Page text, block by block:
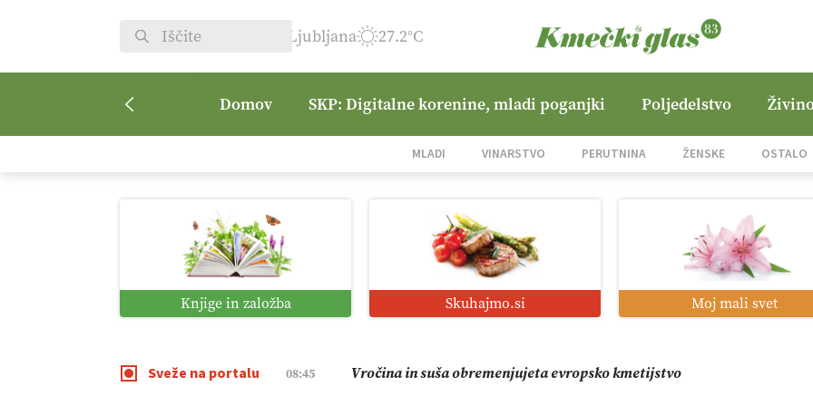
Ljubljana 27.2°C
Domov SKP: Digitalne korenine, mladi poganjki Poljedelstvo
MLADI VINARSTVO PERUTNINA ŽENSKE OSTALO
Knjige in založba Skuhajmo.si Moj mali svet
Sveže na portalu
07:00 Kmetijski roboti: bo o njihovi prihodnosti odločala cena ali prednosti
12:11 Digitalizacija z GPS navigacijo in avtonomnimi sistemi
09:09 Pomagajmo družini Bregar po uničujočem požaru
08:45 Vročina in suša obremenjujeta evropsko kmetijstvo